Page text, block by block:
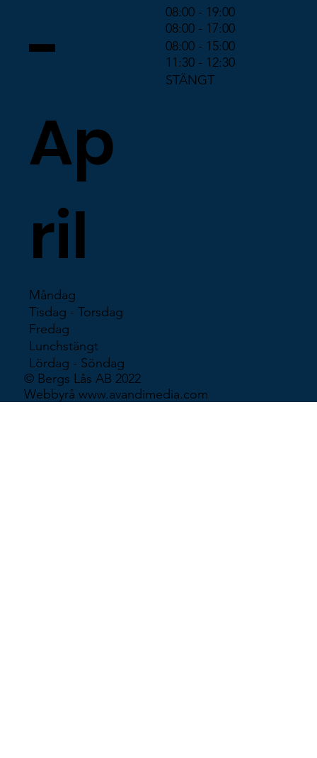
-
Ap
ril
Måndag
Tisdag - Torsdag
Fredag
Lunchstängt
Lördag - Söndag
08:00 - 19:00
08:00 - 17:00
08:00 - 15:00
11:30 - 12:30
STÄNGT
© Bergs Lås AB 2022
Webbyrå www.avandimedia.com